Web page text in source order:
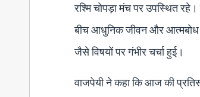
रश्मि चोपड़ा मंच पर उपस्थित
बीच आधुनिक जीवन और आत्मबोध
जैसे विषयों पर गंभीर चर्चा हुई।
वाजपेयी ने कहा कि आज की